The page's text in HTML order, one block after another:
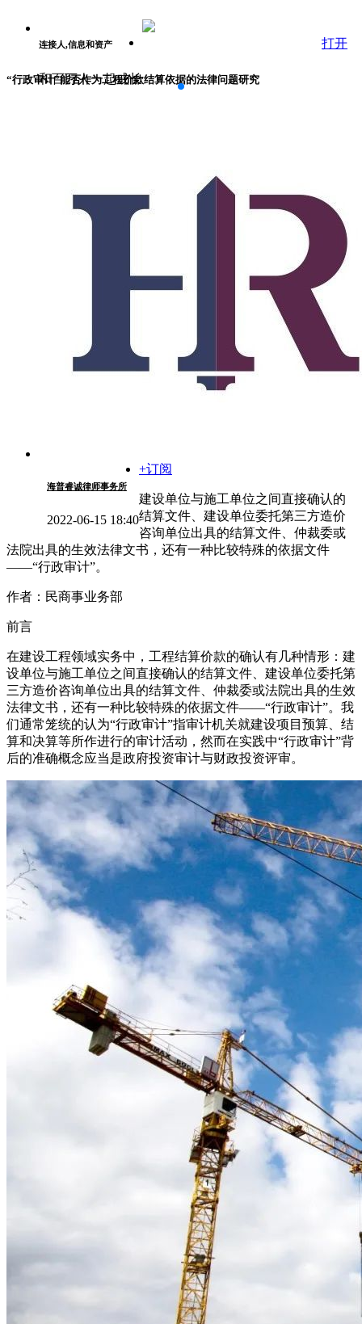
连接人,信息和资产
和百万人一起成长
打开
“行政审计”能否作为工程价款结算依据的法律问题研究
海普睿诚律师事务所
2022-06-15 18:40
+订阅
建设单位与施工单位之间直接确认的
结算文件、建设单位委托第三方造价
咨询单位出具的结算文件、仲裁委或
法院出具的生效法律文书，还有一种比较特殊的依据文件
——“行政审计”。
作者：民商事业务部
前言
在建设工程领域实务中，工程结算价款的确认有几种情形：建
设单位与施工单位之间直接确认的结算文件、建设单位委托第
三方造价咨询单位出具的结算文件、仲裁委或法院出具的生效
法律文书，还有一种比较特殊的依据文件——“行政审计”。我
们通常笼统的认为“行政审计”指审计机关就建设项目预算、结
算和决算等所作进行的审计活动，然而在实践中“行政审计”背
后的准确概念应当是政府投资审计与财政投资评审。